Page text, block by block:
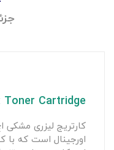
Toner Cartridge
اورجینال است که